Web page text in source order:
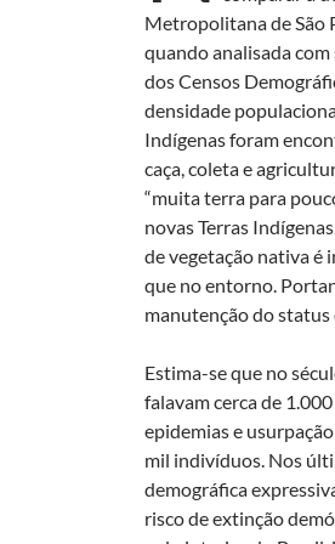
Metropolitana de São
quando analisada
dos Censos
densidade
Indígenas foram
caça, coleta e
“muita terra para
novas Terras
de vegetação nativa é
que no entorno.
manutenção do
Estima-se que no
falavam cerca de
epidemias e
mil indivíduos. Nos
demográfica
risco de extinção